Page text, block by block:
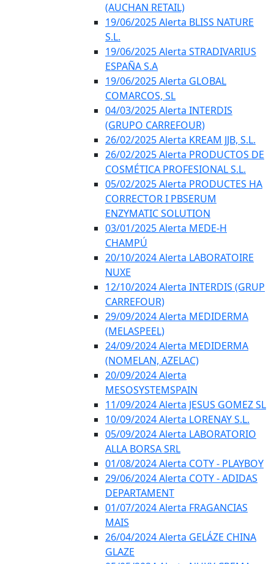
(AUCHAN RETAIL)
19/06/2025 Alerta BLISS NATURE
S.L.
19/06/2025 Alerta STRADIVARIUS
ESPAÑA S.A
19/06/2025 Alerta GLOBAL
COMARCOS, SL
04/03/2025 Alerta INTERDIS
(GRUPO CARREFOUR)
26/02/2025 Alerta KREAM JJB, S.L.
26/02/2025 Alerta PRODUCTOS DE
COSMÉTICA PROFESIONAL S.L.
05/02/2025 Alerta PRODUCTES HA
CORRECTOR I PBSERUM
ENZYMATIC SOLUTION
03/01/2025 Alerta MEDE-H
CHAMPÚ
20/10/2024 Alerta LABORATOIRE
NUXE
12/10/2024 Alerta INTERDIS (GRUP
CARREFOUR)
29/09/2024 Alerta MEDIDERMA
(MELASPEEL)
24/09/2024 Alerta MEDIDERMA
(NOMELAN, AZELAC)
20/09/2024 Alerta
MESOSYSTEMSPAIN
11/09/2024 Alerta JESUS GOMEZ SL
10/09/2024 Alerta LORENAY S.L.
05/09/2024 Alerta LABORATORIO
ALLA BORSA SRL
01/08/2024 Alerta COTY - PLAYBOY
29/06/2024 Alerta COTY - ADIDAS
DEPARTAMENT
01/07/2024 Alerta FRAGANCIAS
MAIS
26/04/2024 Alerta GELÁZE CHINA
GLAZE